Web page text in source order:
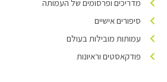
מדריכים ופרסומים של העמותה
סיפורים אישיים
עמותות מובילות בעולם
פודקאסטים וראיונות